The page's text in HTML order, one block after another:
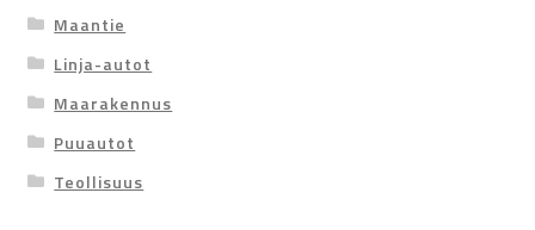
Maantie
Linja-autot
Maarakennus
Puuautot
Teollisuus